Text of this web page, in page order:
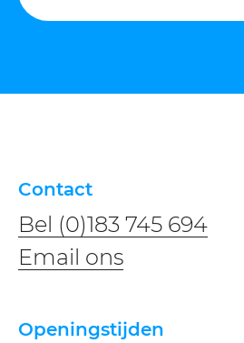
Contact
Bel (0)183 745 694
​​Email ons
Openingstijden